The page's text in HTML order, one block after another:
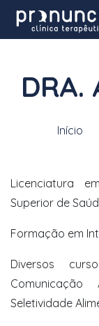
DRA.
Início
Licenciatura
Superior de
Formação em
Diversos
Comunicação
Seletividade